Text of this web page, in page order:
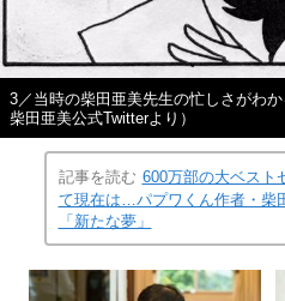
3／当時の柴田亜美先生の忙しさがわか
柴田亜美公式Twitterより）
記事を読む 600万部の大ベス
て現在は…パプワくん作者・柴
「新たな夢」